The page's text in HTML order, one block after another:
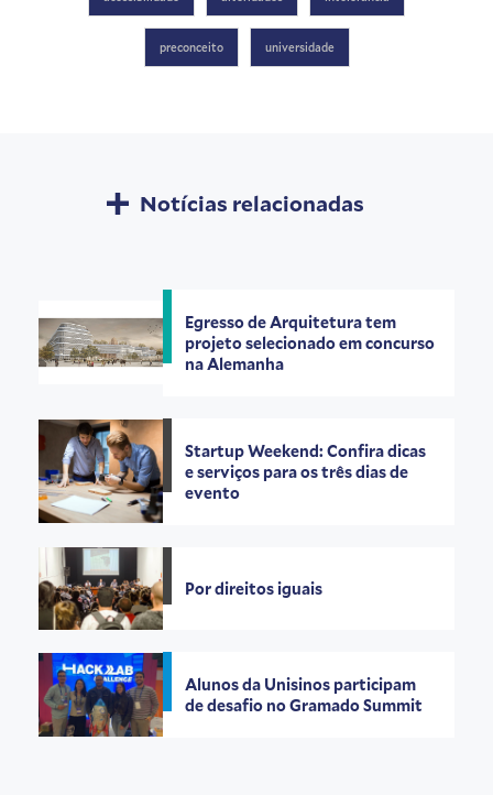
preconceito universidade
Notícias relacionadas
Egresso de Arquitetura tem
projeto selecionado em concurso
na Alemanha
Startup Weekend: Confira dicas
e serviços para os três dias de
evento
Por direitos iguais
Alunos da Unisinos participam
de desafio no Gramado Summit